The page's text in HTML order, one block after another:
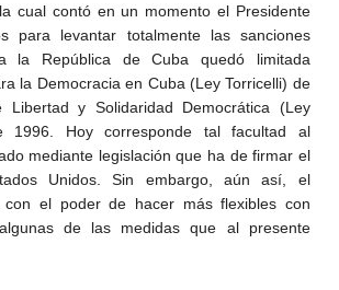
cual contó en un momento el Presidente
para levantar totalmente las sanciones
la República de Cuba quedó limitada
la Democracia en Cuba (Ley Torricelli) de
y Solidaridad Democrática (Ley
1996. Hoy corresponde tal facultad al
mediante legislación que ha de firmar el
Unidos. Sin embargo, aún así, el
con el poder de hacer más flexibles con
de las medidas que al presente